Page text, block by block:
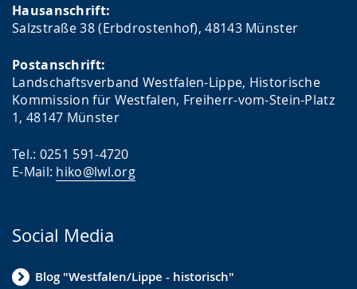
Hausanschrift:
Salzstraße 38 (Erbdrostenhof), 48143 Münster
Postanschrift:
Landschaftsverband Westfalen-Lippe, Historische
Kommission für Westfalen, Freiherr-vom-Stein-Platz
1, 48147 Münster
Tel.: 0251 591-4720
E-Mail: hiko@lwl.org
Social Media
Blog "Westfalen/Lippe - historisch"